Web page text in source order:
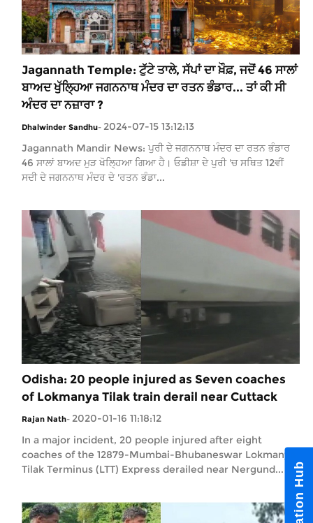
Jagannath Temple: ਟੁੱਟੇ ਤਾਲੇ, ਸੱਪਾਂ ਦਾ ਖ਼ੌਫ਼, ਜਦੋਂ 46 ਸਾਲਾਂ
ਬਾਅਦ ਖੁੱਲ੍ਹਿਆ ਜਗਨਨਾਥ ਮੰਦਰ ਦਾ ਰਤਨ ਭੰਡਾਰ... ਤਾਂ ਕੀ ਸੀ
ਅੰਦਰ ਦਾ ਨਜ਼ਾਰਾ ?
Dhalwinder Sandhu- 2024-07-15 13:12:13
Jagannath Mandir News: ਪੁਰੀ ਦੇ ਜਗਨਨਾਥ ਮੰਦਰ ਦਾ ਰਤਨ ਭੰਡਾਰ
46 ਸਾਲਾਂ ਬਾਅਦ ਮੁੜ ਖੋਲ੍ਹਿਆ ਗਿਆ ਹੈ। ਓਡੀਸ਼ਾ ਦੇ ਪੁਰੀ 'ਚ ਸਥਿਤ 12ਵੀਂ
ਸਦੀ ਦੇ ਜਗਨਨਾਥ ਮੰਦਰ ਦੇ 'ਰਤਨ ਭੰਡਾ...
Odisha: 20 people injured as Seven coaches
of Lokmanya Tilak train derail near Cuttack
Rajan Nath- 2020-01-16 11:18:12
In a major incident, 20 people injured after eight
coaches of the 12879-Mumbai-Bhubaneswar Lokmanya
Tilak Terminus (LTT) Express derailed near Nergund...